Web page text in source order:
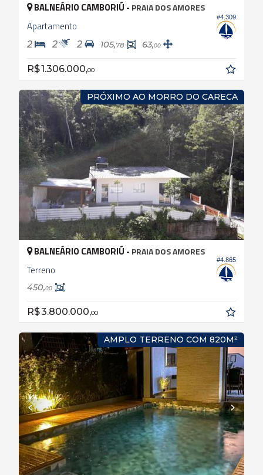
#4.309
BALNEÁRIO CAMBORIÚ - PRAIA DOS AMORES
Apartamento
2 2 2 105,78 63,00
R$ 1.306.000,00
PRÓXIMO AO MORRO DO CARECA
#4.865
BALNEÁRIO CAMBORIÚ - PRAIA DOS AMORES
Terreno
450,00
R$ 3.800.000,00
AMPLO TERRENO COM 820M²